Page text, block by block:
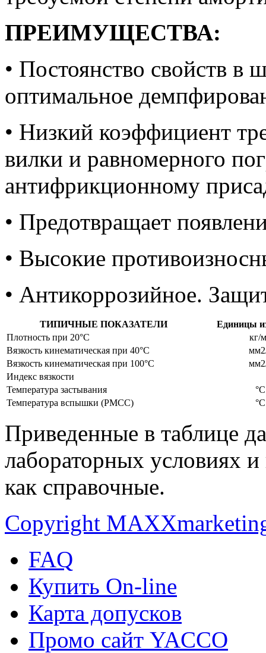
ПРЕИМУЩЕСТВА:
• Постоянство свойств в
оптимальное
• Низкий коэффициент
вилки и равномерного
антифрикционному
• Предотвращает
• Высокие
• Антикоррозийное.
ТИПИЧНЫЕ ПОКАЗАТЕЛИ
Единицы
Плотность при 20°C
кг/
Вязкость кинематическая при 40°C
Вязкость кинематическая при 100°C
Индекс вязкости
Температура застывания
°C
Температура вспышки (PMCC)
°C
Приведенные в таблице
лабораторных условиях и
как справочные.
Copyright
FAQ
Купить On-line
Карта допусков
Промо сайт YACCO